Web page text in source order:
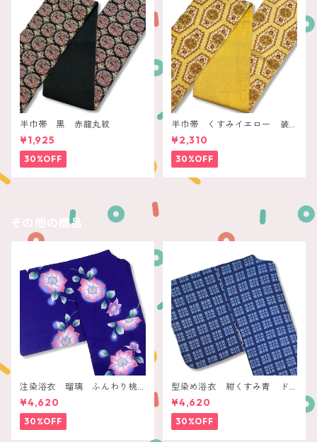
半巾帯 黒 赤龍丸紋
¥1,925
30%OFF
半巾帯 くすみイエロー 装
飾花亀甲
¥2,310
30%OFF
その他の商品
注染浴衣 瑠璃 ふんわり桃
色クレマチス
¥4,620
30%OFF
型染め浴衣 紺くすみ青 ド
ットチェック
¥4,620
30%OFF